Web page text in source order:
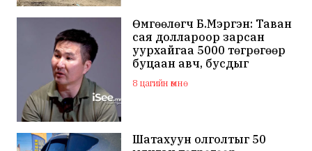
Өмгөөлөгч Б.Мэргэн: Таван
сая доллароор зарсан
уурхайгаа 5000 төгрөгөөр
буцаан авч, бусдыг
залилсан Ө.Ганзоригийн
өмгөөлөгч ёс зүйгүйгээр
8 цагийн өмнө
Шатахуун олголтыг 50